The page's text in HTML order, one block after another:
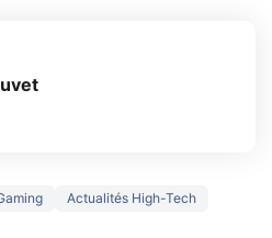
Actualités High-Tech